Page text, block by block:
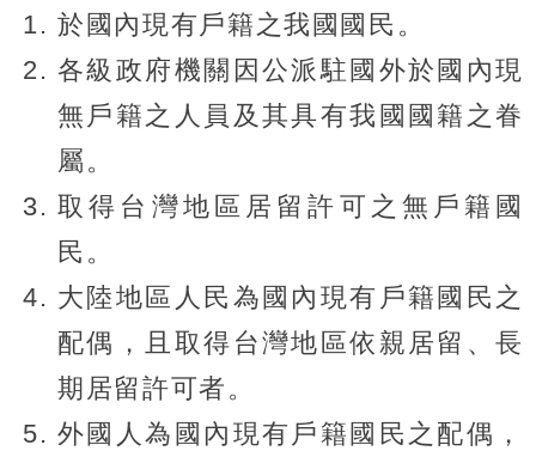
於國內現有戶籍之我國國民。
各級政府機關因公派駐國外於國內現
無戶籍之人員及其具有我國國籍之眷
屬。
取得台灣地區居留許可之無戶籍國
民。
大陸地區人民為國內現有戶籍國民之
配偶，且取得台灣地區依親居留、長
期居留許可者。
外國人為國內現有戶籍國民之配偶，